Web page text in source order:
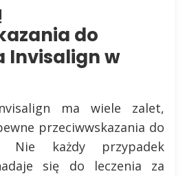
do
Invisalign w
ma wiele zalet,
przeciwwskazania do
Nie każdy przypadek
się do leczenia za